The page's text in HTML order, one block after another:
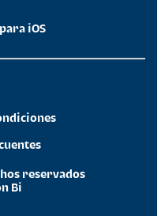
iOS
reservados
Bi